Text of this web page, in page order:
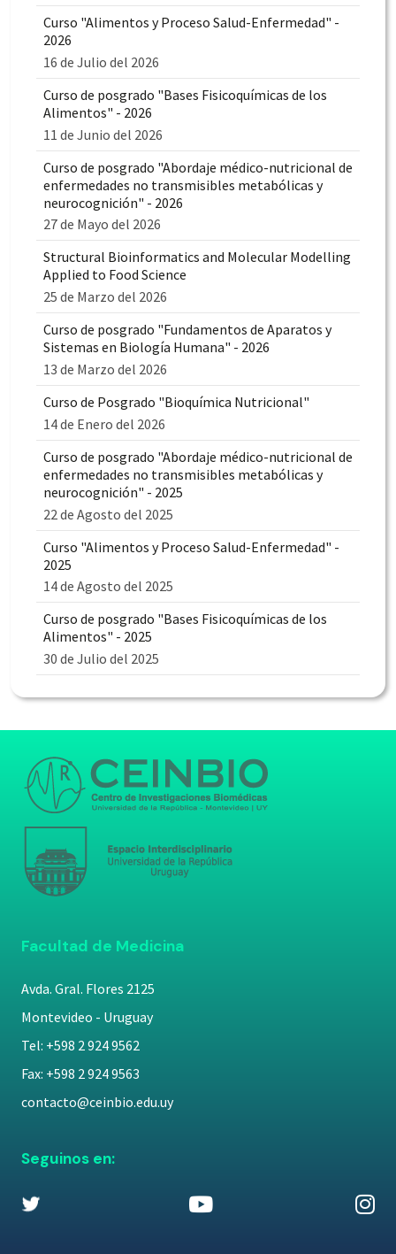
Curso "Alimentos y Proceso Salud-Enfermedad" -
2026
16 de Julio del 2026
Curso de posgrado "Bases Fisicoquímicas de los
Alimentos" - 2026
11 de Junio del 2026
Curso de posgrado "Abordaje médico-nutricional de
enfermedades no transmisibles metabólicas y
neurocognición" - 2026
27 de Mayo del 2026
Structural Bioinformatics and Molecular Modelling
Applied to Food Science
25 de Marzo del 2026
Curso de posgrado "Fundamentos de Aparatos y
Sistemas en Biología Humana" - 2026
13 de Marzo del 2026
Curso de Posgrado "Bioquímica Nutricional"
14 de Enero del 2026
Curso de posgrado "Abordaje médico-nutricional de
enfermedades no transmisibles metabólicas y
neurocognición" - 2025
22 de Agosto del 2025
Curso "Alimentos y Proceso Salud-Enfermedad" -
2025
14 de Agosto del 2025
Curso de posgrado "Bases Fisicoquímicas de los
Alimentos" - 2025
30 de Julio del 2025
Facultad de Medicina
Avda. Gral. Flores 2125
Montevideo - Uruguay
Tel: +598 2 924 9562
Fax: +598 2 924 9563
contacto@ceinbio.edu.uy
Seguinos en: